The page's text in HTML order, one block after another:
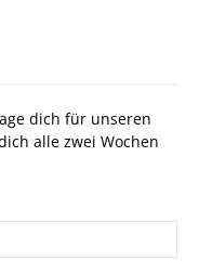
dich für unseren
alle zwei Wochen